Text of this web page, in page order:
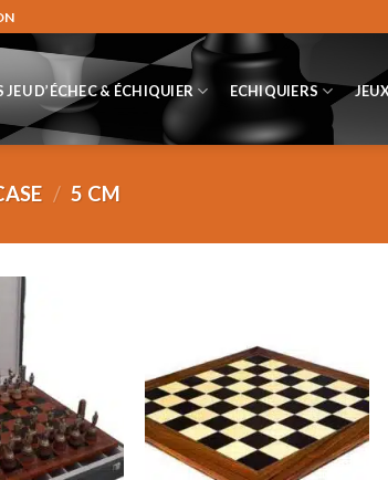
JEU D’ÉCHEC & ÉCHIQUIER ECHIQUIERS
/ 5 CM